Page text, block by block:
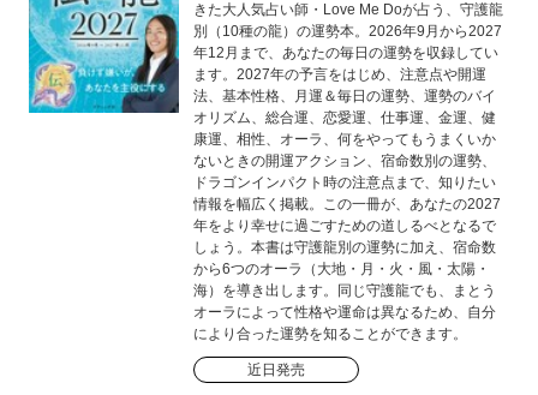
きた大人気占い師・Love Me Doが占う、守護龍
別（10種の龍）の運勢本。2026年9月から2027
年12月まで、あなたの毎日の運勢を収録してい
ます。2027年の予言をはじめ、注意点や開運
法、基本性格、月運＆毎日の運勢、運勢のバイ
オリズム、総合運、恋愛運、仕事運、金運、健
康運、相性、オーラ、何をやってもうまくいか
ないときの開運アクション、宿命数別の運勢、
ドラゴンインパクト時の注意点まで、知りたい
情報を幅広く掲載。この一冊が、あなたの2027
年をより幸せに過ごすための道しるべとなるで
しょう。本書は守護龍別の運勢に加え、宿命数
から6つのオーラ（大地・月・火・風・太陽・
海）を導き出します。同じ守護龍でも、まとう
オーラによって性格や運命は異なるため、自分
により合った運勢を知ることができます。
近日発売